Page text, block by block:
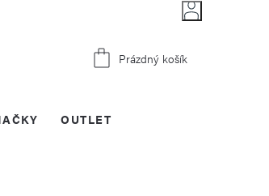
Nákupní
Prázdný košík
OUTLET